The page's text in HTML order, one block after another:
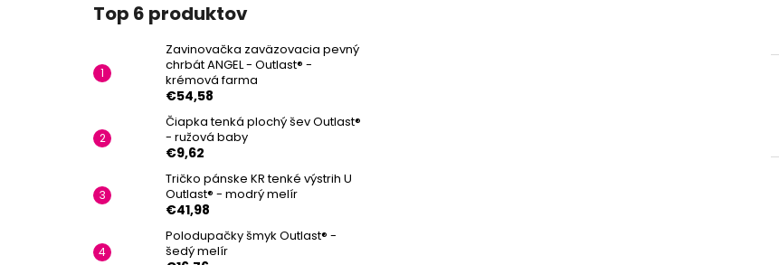
Top 6 produktov
Zavinovačka zaväzovacia pevný
chrbát ANGEL - Outlast® -
krémová farma
€54,58
Čiapka tenká plochý šev Outlast®
- ružová baby
€9,62
Tričko pánske KR tenké výstrih U
Outlast® - modrý melír
€41,98
Polodupačky šmyk Outlast® -
šedý melír